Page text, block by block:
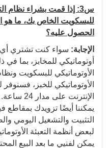
س3: إذا قمت بشراء نظام
للبسكويت الخاص بك، ما هو
الحصول عليه؟
الإجابة: سواء كنت تشتري أي
أوتوماتيكي للمخابز، بما في
الأوتوماتيكي للبسكويت
الأوتوماتيكي للخبز، فسنوفر
الإنترنت
يمكننا أيضًا تزويدك بمقاطع
التثبيت والتشغيل اليومي
لبعض أنظمة التعبئة
يمكن لفنيي ما بعد البيع